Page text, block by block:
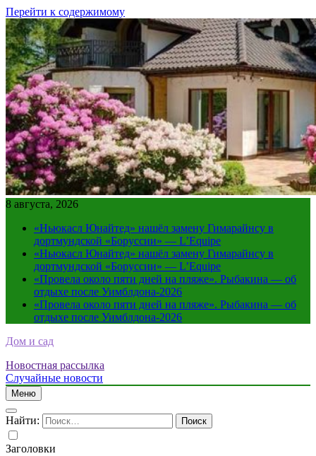
Перейти к содержимому
8 августа, 2026
«Ньюкасл Юнайтед» нашёл замену Гимарайнсу в
дортмундской «Боруссии» — L’Equipe
«Ньюкасл Юнайтед» нашёл замену Гимарайнсу в
дортмундской «Боруссии» — L’Equipe
«Провела около пяти дней на пляже». Рыбакина — об
отдыхе после Уимблдона-2026
«Провела около пяти дней на пляже». Рыбакина — об
отдыхе после Уимблдона-2026
Дом и сад
Новостная рассылка
Случайные новости
Меню
Найти:
Заголовки